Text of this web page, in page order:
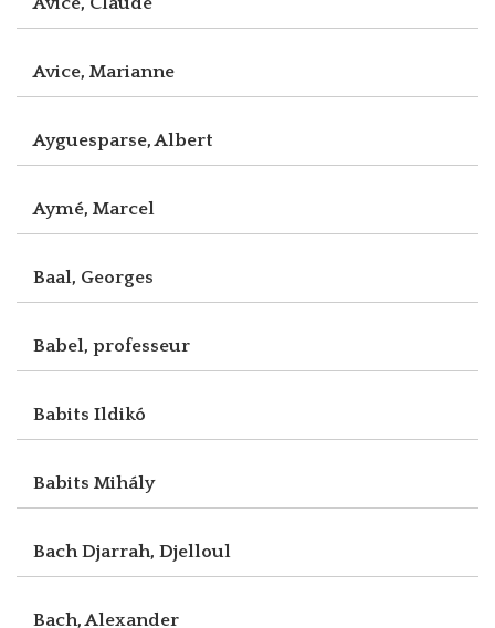
Avice, Marianne
Ayguesparse, Albert
Aymé, Marcel
Baal, Georges
Babel, professeur
Babits Ildikó
Babits Mihály
Bach Djarrah, Djelloul
Bach, Alexander